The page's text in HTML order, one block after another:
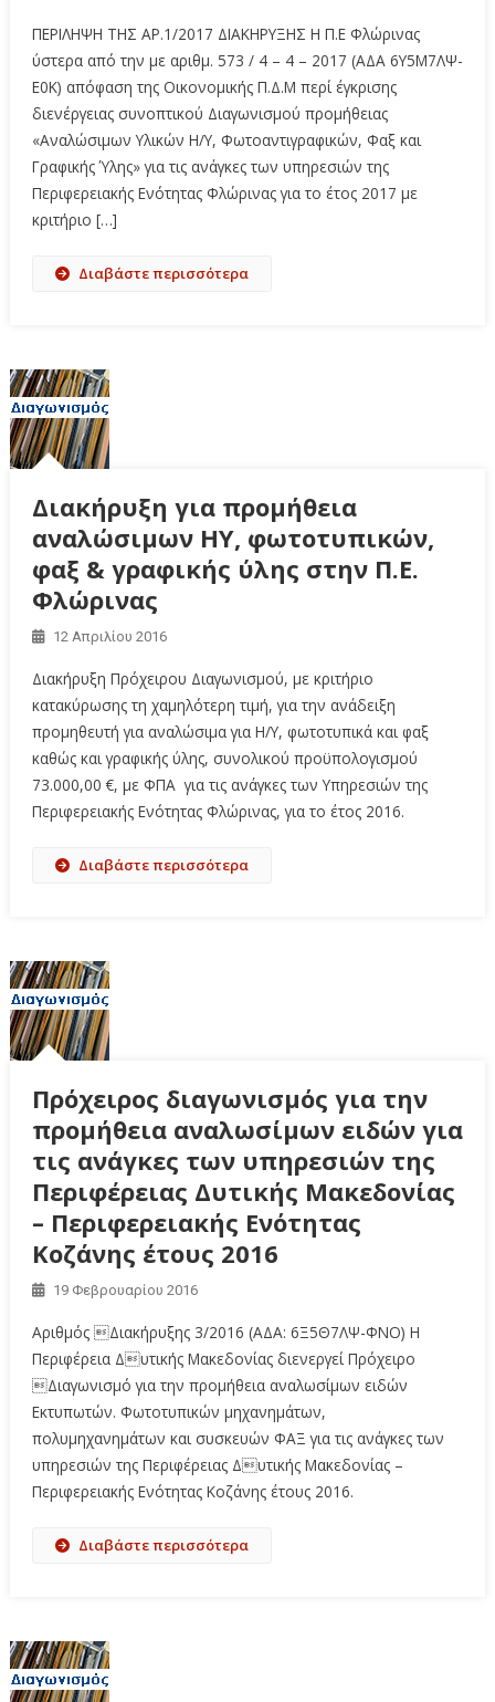
ΠΕΡΙΛΗΨΗ ΤΗΣ ΑΡ.1/2017 ΔΙΑΚΗΡΥΞΗΣ Η Π.Ε Φλώρινας
ύστερα από την με αριθμ. 573 / 4 – 4 – 2017 (ΑΔΑ 6Υ5Μ7ΛΨ-
Ε0Κ) απόφαση της Οικονομικής Π.Δ.Μ περί έγκρισης
διενέργειας συνοπτικού Διαγωνισμού προμήθειας
«Αναλώσιμων Υλικών Η/Υ, Φωτοαντιγραφικών, Φαξ και
Γραφικής Ύλης» για τις ανάγκες των υπηρεσιών της
Περιφερειακής Ενότητας Φλώρινας για το έτος 2017 με
κριτήριο […]
Διαβάστε περισσότερα
Διακήρυξη για προμήθεια
αναλώσιμων ΗΥ, φωτοτυπικών,
φαξ & γραφικής ύλης στην Π.Ε.
Φλώρινας
12 Απριλίου 2016
Διακήρυξη Πρόχειρου Διαγωνισμού, με κριτήριο
κατακύρωσης τη χαμηλότερη τιμή, για την ανάδειξη
προμηθευτή για αναλώσιμα για Η/Υ, φωτοτυπικά και φαξ
καθώς και γραφικής ύλης, συνολικού προϋπολογισμού
73.000,00 €, με ΦΠΑ για τις ανάγκες των Υπηρεσιών της
Περιφερειακής Ενότητας Φλώρινας, για το έτος 2016.
Διαβάστε περισσότερα
Πρόχειρος διαγωνισμός για την
προμήθεια αναλωσίμων ειδών για
τις ανάγκες των υπηρεσιών της
Περιφέρειας Δυτικής Μακεδονίας
– Περιφερειακής Ενότητας
Κοζάνης έτους 2016
19 Φεβρουαρίου 2016
Αριθμός Διακήρυξης 3/2016 (ΑΔΑ: 6Ξ5Θ7ΛΨ-ΦΝΟ) Η
Περιφέρεια Δυτικής Μακεδονίας διενεργεί Πρόχειρο
Διαγωνισμό για την προμήθεια αναλωσίμων ειδών
Εκτυπωτών. Φωτοτυπικών μηχανημάτων,
πολυμηχανημάτων και συσκευών ΦΑΞ για τις ανάγκες των
υπηρεσιών της Περιφέρειας Δυτικής Μακεδονίας –
Περιφερειακής Ενότητας Κοζάνης έτους 2016.
Διαβάστε περισσότερα